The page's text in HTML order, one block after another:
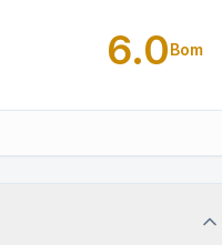
6.0Bom